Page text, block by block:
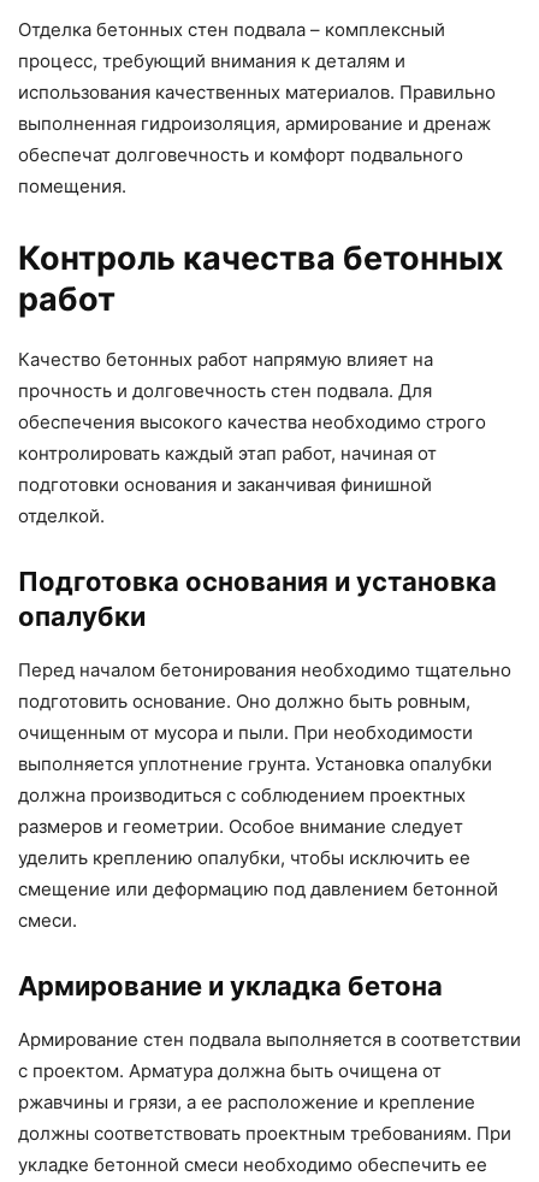
Отделка бетонных стен подвала – комплексный
процесс, требующий внимания к деталям и
использования качественных материалов. Правильно
выполненная гидроизоляция, армирование и дренаж
обеспечат долговечность и комфорт подвального
помещения.
Контроль качества бетонных
работ
Качество бетонных работ напрямую влияет на
прочность и долговечность стен подвала. Для
обеспечения высокого качества необходимо строго
контролировать каждый этап работ, начиная от
подготовки основания и заканчивая финишной
отделкой.
Подготовка основания и установка
опалубки
Перед началом бетонирования необходимо тщательно
подготовить основание. Оно должно быть ровным,
очищенным от мусора и пыли. При необходимости
выполняется уплотнение грунта. Установка опалубки
должна производиться с соблюдением проектных
размеров и геометрии. Особое внимание следует
уделить креплению опалубки, чтобы исключить ее
смещение или деформацию под давлением бетонной
смеси.
Армирование и укладка бетона
Армирование стен подвала выполняется в соответствии
с проектом. Арматура должна быть очищена от
ржавчины и грязи, а ее расположение и крепление
должны соответствовать проектным требованиям. При
укладке бетонной смеси необходимо обеспечить ее